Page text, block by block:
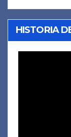
HISTORIA